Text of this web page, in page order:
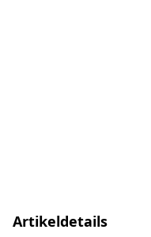
Artikeldetails